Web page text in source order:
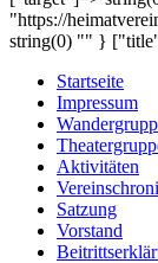
"https://
string(0) "" }
Startseite
Impressum
Aktivitäten
Satzung
Vorstand